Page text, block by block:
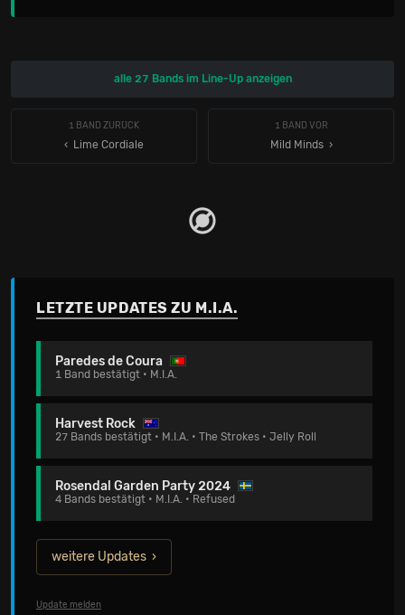
alle 27 Bands im Line-Up anzeigen
1 BAND ZURÜCK
‹ Lime Cordiale
1 BAND VOR
Mild Minds
LETZTE UPDATES ZU M.I.A.
Paredes de Coura
1 Band bestätigt • M.I.A.
Harvest Rock
27 Bands bestätigt • M.I.A. • The Strokes • Jelly Roll
Rosendal Garden Party 2024
4 Bands bestätigt • M.I.A. • Refused
weitere Updates
Update melden